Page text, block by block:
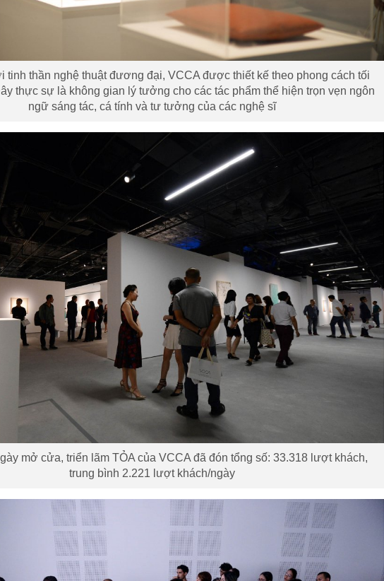
tinh thần nghệ thuật đương đại, VCCA được thiết kế theo phong cách tối
thực sự là không gian lý tưởng cho các tác phẩm thể hiện trọn vẹn ngôn
ngữ sáng tác, cá tính và tư tưởng của các nghệ sĩ
mở cửa, triển lãm TỎA của VCCA đã đón tổng số: 33.318 lượt khách,
trung bình 2.221 lượt khách/ngày